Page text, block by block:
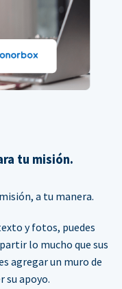
tu misión.
a tu manera.
y fotos, puedes
lo mucho que sus
agregar un muro de
su apoyo.